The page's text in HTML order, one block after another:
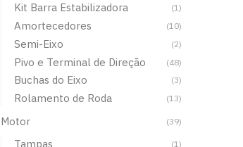
Kit Barra Estabilizadora (1)
Amortecedores (10)
Semi-Eixo (2)
Pivo e Terminal de Direção (48)
Buchas do Eixo (3)
Rolamento de Roda (13)
Motor (39)
Tampas (1)